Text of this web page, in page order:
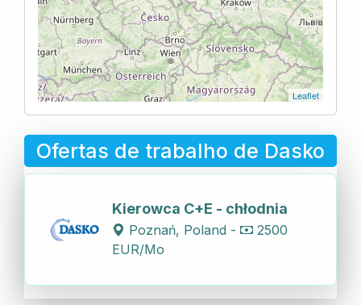
Leaflet
Ofertas de trabalho de Dasko
Kierowca C+E - chłodnia
Poznań, Poland -
2500
EUR/Mo